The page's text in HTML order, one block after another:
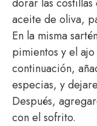
aceite de oliva,
En la misma
pimientos y el
continuación,
especias, y
Después,
con el sofrito.